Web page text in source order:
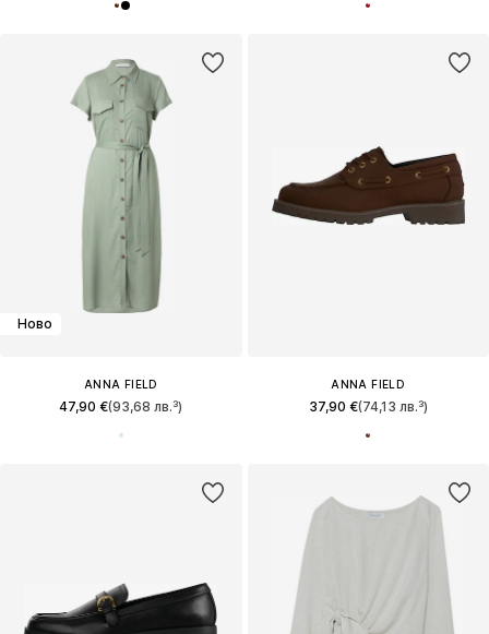
Ново
ANNA FIELD
47,90 €(93,68 лв.³)
ANNA FIELD
37,90 €(74,13 лв.³)